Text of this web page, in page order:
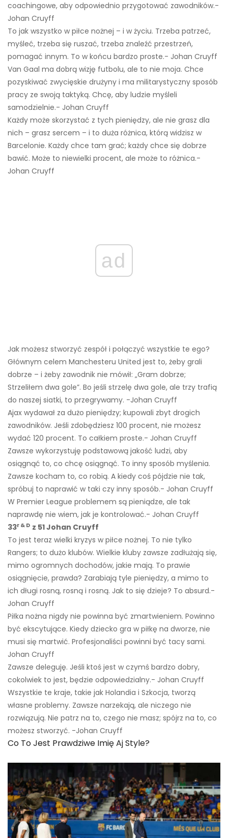
coachingowe, aby odpowiednio przygotować zawodników.-
Johan Cruyff
To jak wszystko w piłce nożnej – i w życiu. Trzeba patrzeć,
myśleć, trzeba się ruszać, trzeba znaleźć przestrzeń,
pomagać innym. To w końcu bardzo proste.- Johan Cruyff
Van Gaal ma dobrą wizję futbolu, ale to nie moja. Chce
pozyskiwać zwycięskie drużyny i ma militarystyczny sposób
pracy ze swoją taktyką. Chcę, aby ludzie myśleli
samodzielnie.- Johan Cruyff
Każdy może skorzystać z tych pieniędzy, ale nie grasz dla
nich – grasz sercem – i to duża różnica, którą widzisz w
Barcelonie. Każdy chce tam grać; każdy chce się dobrze
bawić. Może to niewielki procent, ale może to różnica.-
Johan Cruyff
ad
Jak możesz stworzyć zespół i połączyć wszystkie te ego?
Głównym celem Manchesteru United jest to, żeby grali
dobrze – i żeby zawodnik nie mówił: „Gram dobrze;
Strzeliłem dwa gole”. Bo jeśli strzelę dwa gole, ale trzy trafią
do naszej siatki, to przegrywamy. -Johan Cruyff
Ajax wydawał za dużo pieniędzy; kupowali zbyt drogich
zawodników. Jeśli zdobędziesz 100 procent, nie możesz
wydać 120 procent. To całkiem proste.- Johan Cruyff
Zawsze wykorzystuję podstawową jakość ludzi, aby
osiągnąć to, co chcę osiągnąć. To inny sposób myślenia.
Zawsze kocham to, co robią. A kiedy coś pójdzie nie tak,
spróbuj to naprawić w taki czy inny sposób.- Johan Cruyff
W Premier League problemem są pieniądze, ale tak
naprawdę nie wiem, jak je kontrolować.- Johan Cruyff
33r & D z 51 Johan Cruyff
To jest teraz wielki kryzys w piłce nożnej. To nie tylko
Rangers; to dużo klubów. Wielkie kluby zawsze zadłużają się,
mimo ogromnych dochodów, jakie mają. To prawie
osiągnięcie, prawda? Zarabiają tyle pieniędzy, a mimo to
ich długi rosną, rosną i rosną. Jak to się dzieje? To absurd.-
Johan Cruyff
Piłka nożna nigdy nie powinna być zmartwieniem. Powinno
być ekscytujące. Kiedy dziecko gra w piłkę na dworze, nie
musi się martwić. Profesjonaliści powinni być tacy sami.
Johan Cruyff
Zawsze deleguję. Jeśli ktoś jest w czymś bardzo dobry,
cokolwiek to jest, będzie odpowiedzialny.- Johan Cruyff
Wszystkie te kraje, takie jak Holandia i Szkocja, tworzą
własne problemy. Zawsze narzekają, ale niczego nie
rozwiązują. Nie patrz na to, czego nie masz; spójrz na to, co
możesz stworzyć. -Johan Cruyff
Co To Jest Prawdziwe Imię Aj Style?